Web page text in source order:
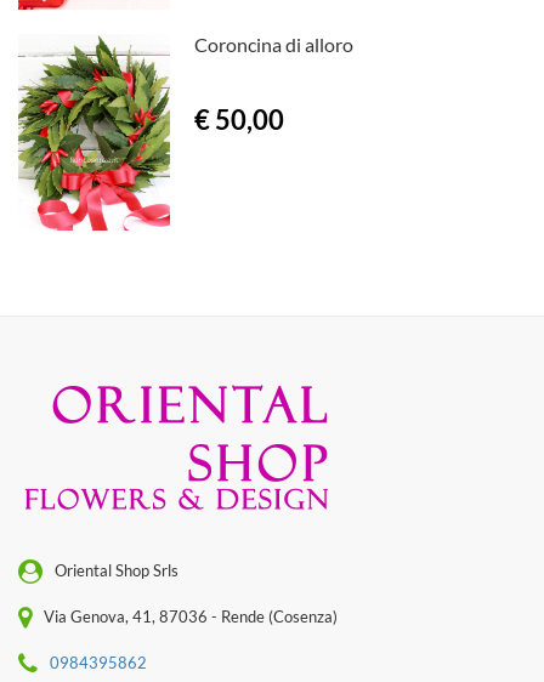
Coroncina di alloro
€ 50,00
Oriental Shop Srls
Via Genova, 41, 87036 - Rende (Cosenza)
0984395862